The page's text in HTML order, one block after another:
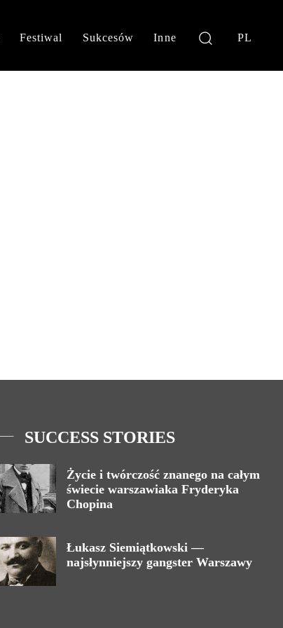
Festiwal Sukcesów Inne PL
SUCCESS STORIES
Życie i twórczość znanego na całym
świecie warszawiaka Fryderyka
Chopina
Łukasz Siemiątkowski —
najsłynniejszy gangster Warszawy